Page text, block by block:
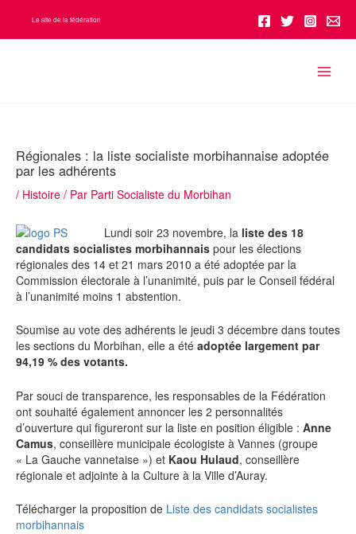
contenu
Le site de la fédération
Régionales : la liste socialiste morbihannaise adoptée
par les adhérents
/ Histoire / Par Parti Socialiste du Morbihan
Lundi soir 23 novembre, la liste des 18
candidats socialistes morbihannais pour les élections
régionales des 14 et 21 mars 2010 a été adoptée par la
Commission électorale à l’unanimité, puis par le Conseil fédéral
à l’unanimité moins 1 abstention.
Soumise au vote des adhérents le jeudi 3 décembre dans toutes
les sections du Morbihan, elle a été adoptée largement par
94,19 % des votants.
Par souci de transparence, les responsables de la Fédération
ont souhaité également annoncer les 2 personnalités
d’ouverture qui figureront sur la liste en position éligible : Anne
Camus, conseillère municipale écologiste à Vannes (groupe
« La Gauche vannetaise ») et Kaou Hulaud, conseillère
régionale et adjointe à la Culture à la Ville d’Auray.
Télécharger la proposition de Liste des candidats socialistes
morbihannais